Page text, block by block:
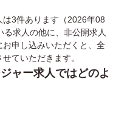
3件あります（2026年08
る求人の他に、非公開求人
お申し込みいただくと、全
ていただきます。
ャー求人ではどのよ